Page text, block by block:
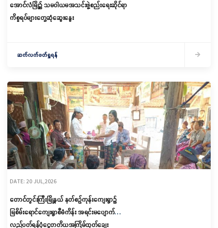
အောင်လံမြို့၌ သမဝါယမအသင်းဖွဲ့စည်းရေးဆိုင်ရာ
ကိစ္စရပ်များတွေ့ဆုံဆွေးနွေး
ဆက်လက်ဖတ်ရှုရန်
DATE: 20 JUL,2026
တောင်တွင်းကြီးမြို့နယ် နတ်စဉ်ကုန်းကျေးရွာ၌
မြစိမ်းရောင်ကျေးရွာစီမံကိန်း အရင်းမပျောက်
လည်ပတ်ရန်ပုံငွေတတိယအကြိမ်ထုတ်ချေး